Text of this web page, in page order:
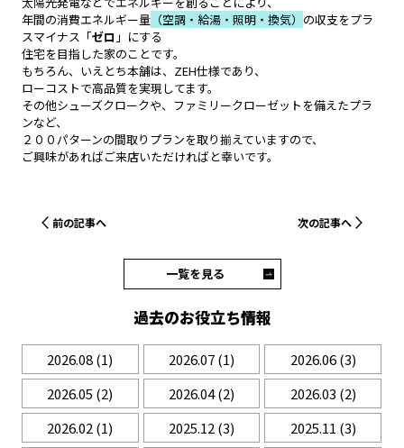
年間の消費エネルギー量 （空調・給湯・照明・換気） の収支をプラ
スマイナス「ゼロ 」にする
住宅を目指した家のことです。
もちろん、いえとち本舗は、ZEH仕様であり、
ローコストで高品質を実現してます。
その他シューズクロークや、ファミリークローゼットを備えたプラ
ンなど、
２００パターンの間取りプランを取り揃えていますので、
ご興味があればご来店いただければと幸いです。
前の記事へ
一覧を見る
次の記事へ
過去のお役立ち情報
2026.08(1) 2026.07(1) 2026.06(3)
2026.05 (2) 2026.04(2) 2026.03 (2)
2026.02(1) 2025.12(3) 2025.11 (3)